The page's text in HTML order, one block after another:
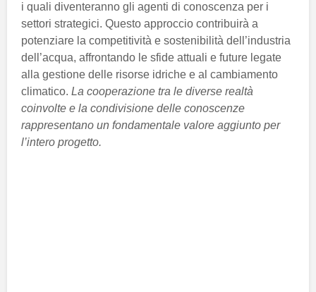
i quali diventeranno gli agenti di conoscenza per i
settori strategici. Questo approccio contribuirà a
potenziare la competitività e sostenibilità dell’industria
dell’acqua, affrontando le sfide attuali e future legate
alla gestione delle risorse idriche e al cambiamento
climatico. La cooperazione tra le diverse realtà
coinvolte e la condivisione delle conoscenze
rappresentano un fondamentale valore aggiunto per
l’intero progetto.